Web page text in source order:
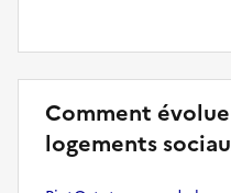
Comment
logements